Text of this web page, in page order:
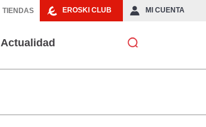
EROSKI CLUB MI CUENTA
TIENDAS
Actualidad